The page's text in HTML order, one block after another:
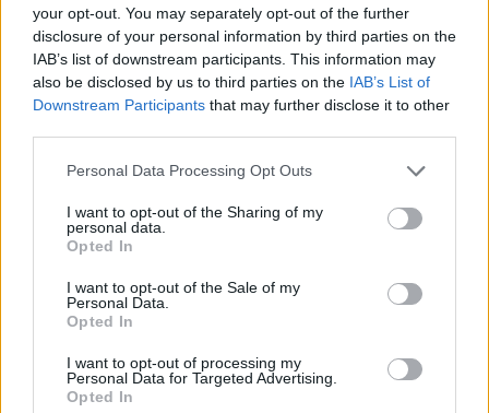
your opt-out. You may separately opt-out of the further
disclosure of your personal information by third parties on the
IAB’s list of downstream participants. This information may
also be disclosed by us to third parties on the IAB’s List of
Downstream Participants that may further disclose it to other
Please note that this website/app uses one or more Google
not limited to your visit or usage behaviour. You may click to
grant or deny consent to Google and its third-party tags to
use your data for below specified purposes in below Google
consent section.
Personal Data Processing Opt Outs
I want to opt-out of the Sharing of my
personal data.
Opted In
I want to opt-out of the Sale of my
Personal Data.
Opted In
I want to opt-out of processing my
Personal Data for Targeted Advertising.
Opted In
Küszöbön a magyar Railjet
Balogh Zsolt•2024. április 01.